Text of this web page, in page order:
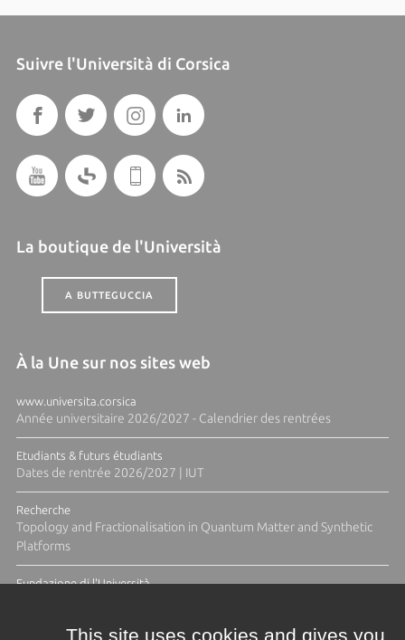
Suivre l'Università di Corsica
La boutique de l'Università
A BUTTEGUCCIA
À la Une sur nos sites web
www.universita.corsica
Année universitaire 2026/2027 - Calendrier des rentrées
Etudiants & futurs étudiants
Dates de rentrée 2026/2027 | IUT
Recherche
Topology and Fractionalisation in Quantum Matter and Synthetic
Platforms
Fundazione di l'Università
This site uses cookies and gives you